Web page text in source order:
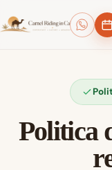
Politica